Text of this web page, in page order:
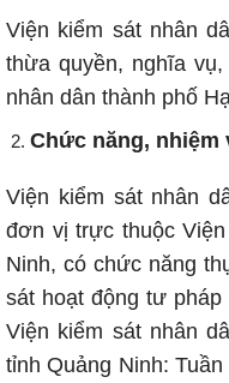
Viện kiểm sát nhân
thừa quyền, nghĩa
nhân dân thành phố
Chức năng, nhiệm
Viện kiểm sát nhân
đơn vị trực thuộc
Ninh, có chức năng
sát hoạt động tư
Viện kiểm sát nhân
tỉnh Quảng Ninh: